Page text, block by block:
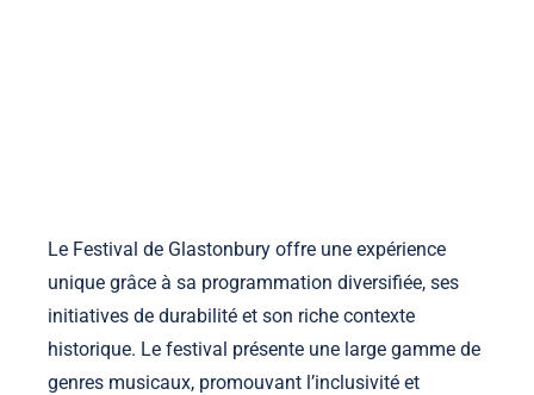
Le Festival de Glastonbury offre une expérience
unique grâce à sa programmation diversifiée, ses
initiatives de durabilité et son riche contexte
historique. Le festival présente une large gamme de
genres musicaux, promouvant l’inclusivité et